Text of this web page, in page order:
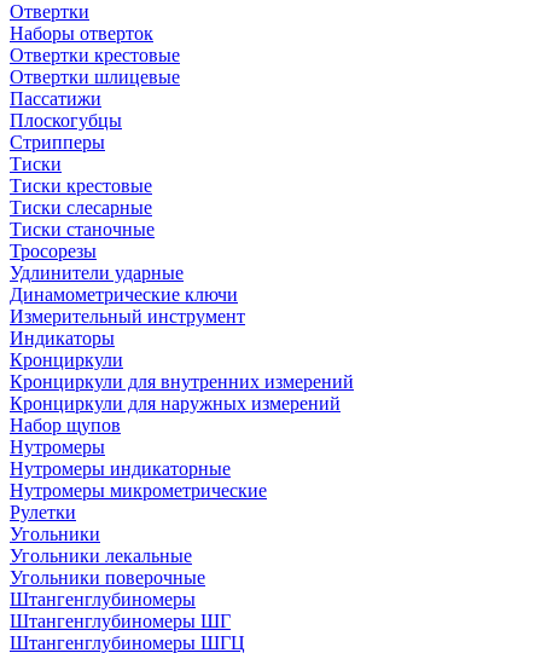
Отвертки
Наборы отверток
Отвертки крестовые
Отвертки шлицевые
Пассатижи
Плоскогубцы
Стрипперы
Тиски
Тиски крестовые
Тиски слесарные
Тиски станочные
Тросорезы
Удлинители ударные
Динамометрические ключи
Измерительный инструмент
Индикаторы
Кронциркули
Кронциркули для внутренних измерений
Кронциркули для наружных измерений
Набор щупов
Нутромеры
Нутромеры индикаторные
Нутромеры микрометрические
Рулетки
Угольники
Угольники лекальные
Угольники поверочные
Штангенглубиномеры
Штангенглубиномеры ШГ
Штангенглубиномеры ШГЦ